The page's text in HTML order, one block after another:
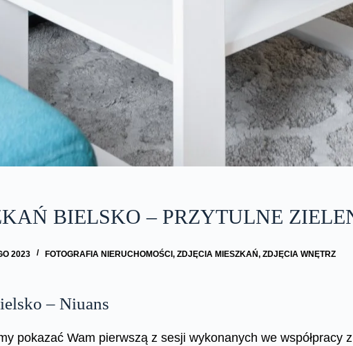
BIELSKO – PRZYTULNE
2023 FOTOGRAFIA NIERUCHOMOŚCI,ZDJĘCIA MIESZKAŃ,ZDJĘCIA WNĘTRZ
– Niuans
pokazać Wam pierwszą z sesji wykonanych we współpracy z